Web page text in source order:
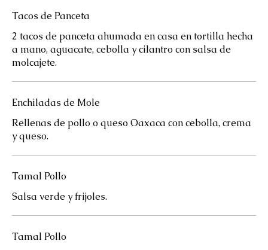
Tacos de Panceta
2 tacos de panceta ahumada en casa en tortilla hecha
a mano, aguacate, cebolla y cilantro con salsa de
molcajete.
Enchiladas de Mole
Rellenas de pollo o queso Oaxaca con cebolla, crema
y queso.
Tamal Pollo
Salsa verde y frijoles.
Tamal Pollo